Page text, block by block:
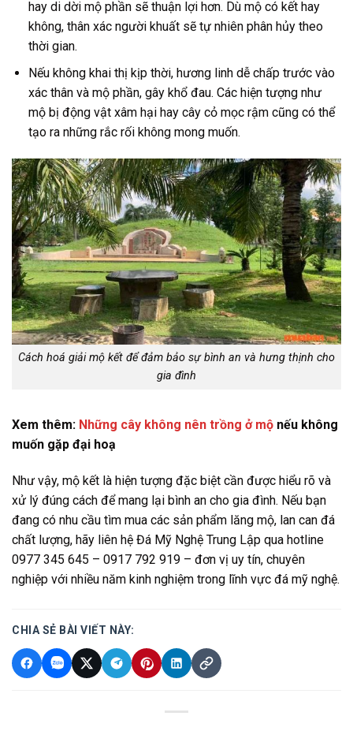
hay di dời mộ phần sẽ thuận lợi hơn. Dù mộ có kết hay
không, thân xác người khuất sẽ tự nhiên phân hủy theo
thời gian.
Nếu không khai thị kịp thời, hương linh dễ chấp trước vào
xác thân và mộ phần, gây khổ đau. Các hiện tượng như
mộ bị động vật xâm hại hay cây cỏ mọc rậm cũng có thể
tạo ra những rắc rối không mong muốn.
Cách hoá giải mộ kết để đảm bảo sự bình an và hưng thịnh cho
gia đình
Xem thêm: Những cây không nên trồng ở mộ nếu không
muốn gặp đại hoạ
Như vậy, mộ kết là hiện tượng đặc biệt cần được hiểu rõ và
xử lý đúng cách để mang lại bình an cho gia đình. Nếu bạn
đang có nhu cầu tìm mua các sản phẩm lăng mộ, lan can đá
chất lượng, hãy liên hệ Đá Mỹ Nghệ Trung Lập qua hotline
0977 345 645 – 0917 792 919 – đơn vị uy tín, chuyên
nghiệp với nhiều năm kinh nghiệm trong lĩnh vực đá mỹ nghệ.
CHIA SẺ BÀI VIẾT NÀY: